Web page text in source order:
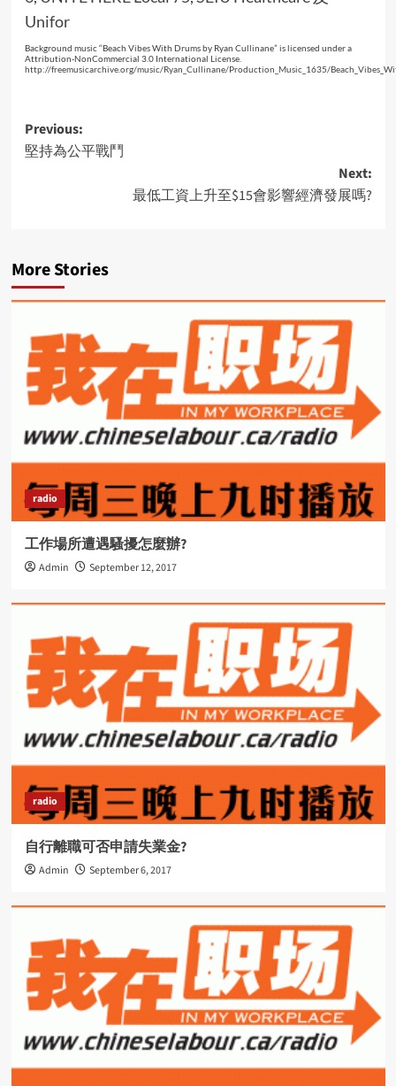
Unifor
Background music “Beach Vibes With Drums by Ryan Cullinane” is licensed under a
Attribution-NonCommercial 3.0 International License.
http://freemusicarchive.org/music/Ryan_Cullinane/Production_Music_1635/
Post
navigation
Previous:
堅持為公平戰鬥
Next:
最低工資上升至$15會影響經濟發展嗎?
More Stories
radio
工作場所遭遇騷擾怎麼辦?
Admin September 12, 2017
radio
自行離職可否申請失業金?
Admin September 6, 2017